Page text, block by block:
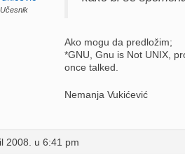
Učesnik
Ako mogu da predložim;
*GNU, Gnu is Not UNIX,
once talked.
Nemanja Vukićević
2008. u 6:41 pm